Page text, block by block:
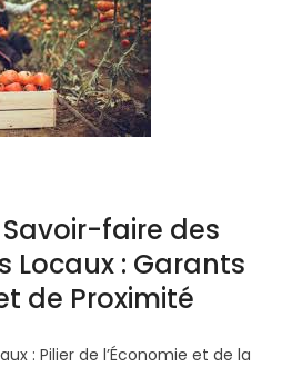
faire des
Locaux : Garants
de Proximité
: Pilier de l’Économie et de la